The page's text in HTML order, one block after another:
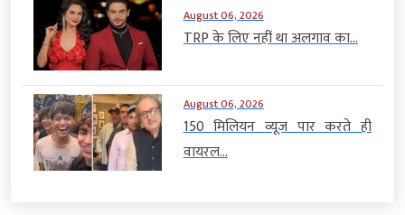
August 06, 2026
TRP के लिए नहीं था अलगाव का...
August 06, 2026
150 मिलियन व्यूज पार करते ही
वायरल...